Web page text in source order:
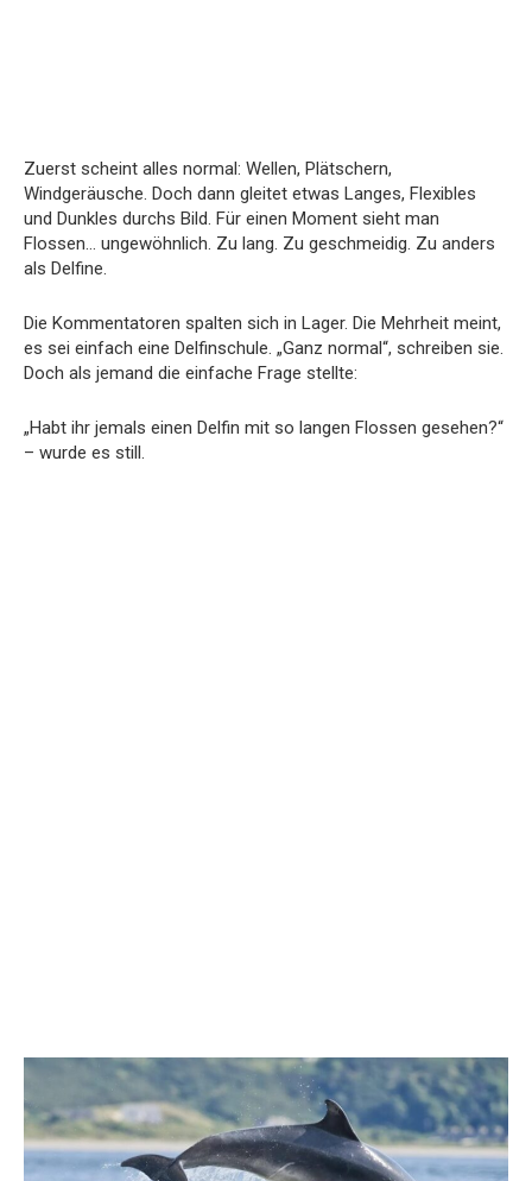
Zuerst scheint alles normal: Wellen, Plätschern,
Windgeräusche. Doch dann gleitet etwas Langes, Flexibles
und Dunkles durchs Bild. Für einen Moment sieht man
Flossen… ungewöhnlich. Zu lang. Zu geschmeidig. Zu anders
als Delfine.
Die Kommentatoren spalten sich in Lager. Die Mehrheit meint,
es sei einfach eine Delfinschule. „Ganz normal“, schreiben sie.
Doch als jemand die einfache Frage stellte:
„Habt ihr jemals einen Delfin mit so langen Flossen gesehen?“
– wurde es still.